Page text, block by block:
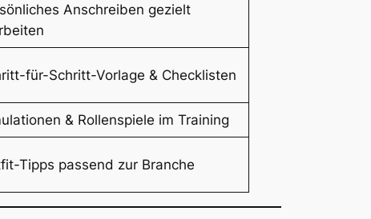
Anschreiben gezielt
für-Schritt-Vorlage & Checklisten
& Rollenspiele im Training
Tipps passend zur Branche